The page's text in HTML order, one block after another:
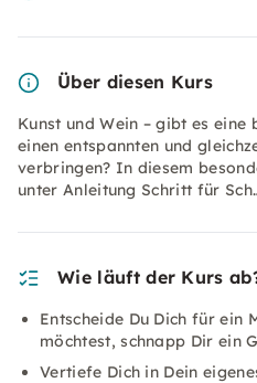
Über diesen Kurs
Kunst und Wein – gibt es eine
einen entspannten und
verbringen? In diesem
unter Anleitung Schritt für
Wie läuft der Kurs
Entscheide Du Dich für ein
möchtest, schnapp Dir ein
Vertiefe Dich in Dein